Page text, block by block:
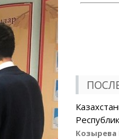
Козырева